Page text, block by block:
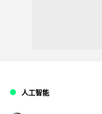
人工智能